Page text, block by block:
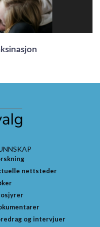
nettsteder
og intervjuer